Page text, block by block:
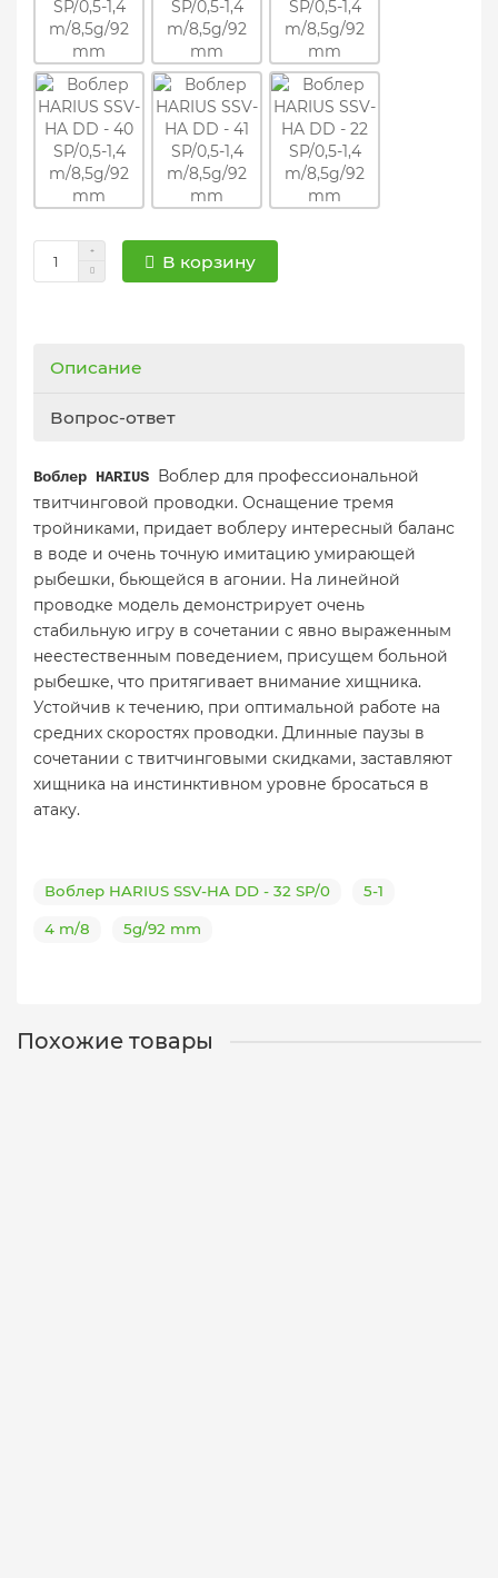
В корзину
Описание
Вопрос-ответ
Воблер HARIUS Воблер для профессиональной
твитчинговой проводки. Оснащение тремя
тройниками, придает воблеру интересный баланс
в воде и очень точную имитацию умирающей
рыбешки, бьющейся в агонии. На линейной
проводке модель демонстрирует очень
стабильную игру в сочетании с явно выраженным
неестественным поведением, присущем больной
рыбешке, что притягивает внимание хищника.
Устойчив к течению, при оптимальной работе на
средних скоростях проводки. Длинные паузы в
сочетании с твитчинговыми скидками, заставляют
хищника на инстинктивном уровне бросаться в
атаку.
Воблер HARIUS SSV-HA DD - 32 SP/0 5-1
4 m/8 5g/92 mm
Похожие товары